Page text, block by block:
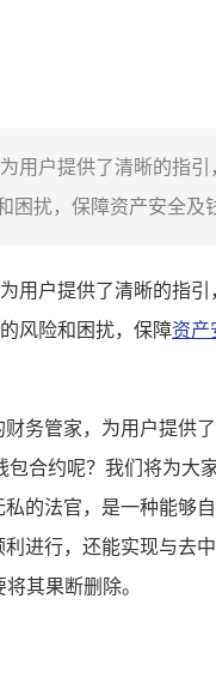
用户提供了清晰的指引
困扰，保障资产安全及
用户提供了清晰的指
风险和困扰，保障资产
务管家，为用户提供
合约呢？我们将为大
的法官，是一种能够
进行，还能实现与去
其果断删除。